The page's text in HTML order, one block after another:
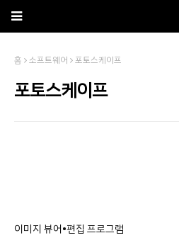
홈 소프트웨어 포토스케이프
포토스케이프
이미지 뷰어•편집 프로그램